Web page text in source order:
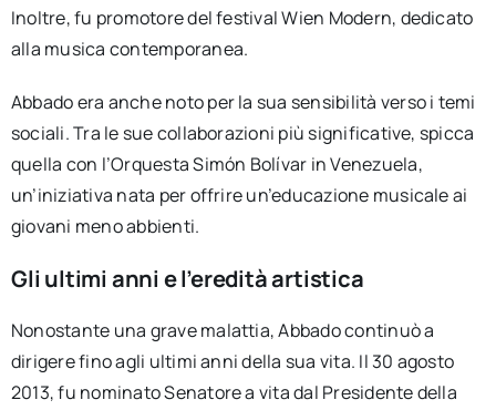
Inoltre, fu promotore del festival Wien Modern, dedicato
alla musica contemporanea.
Abbado era anche noto per la sua sensibilità verso i temi
sociali. Tra le sue collaborazioni più significative, spicca
quella con l’Orquesta Simón Bolívar in Venezuela,
un’iniziativa nata per offrire un’educazione musicale ai
giovani meno abbienti.
Gli ultimi anni e l’eredità artistica
Nonostante una grave malattia, Abbado continuò a
dirigere fino agli ultimi anni della sua vita. Il 30 agosto
2013, fu nominato Senatore a vita dal Presidente della